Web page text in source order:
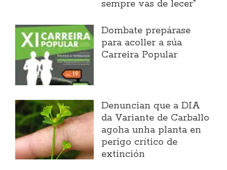
sempre vas de lecer"
Dombate prepárase
para acoller a súa
Carreira Popular
Denuncian que a DIA
da Variante de Carballo
agoha unha planta en
perigo crítico de
extinción